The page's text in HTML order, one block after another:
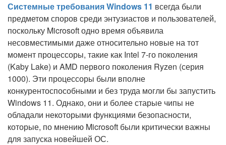
Системные требования Windows 11 всегда были
предметом споров среди энтузиастов и пользователей,
поскольку Microsoft одно время объявила
несовместимыми даже относительно новые на тот
момент процессоры, такие как Intel 7-го поколения
(Kaby Lake) и AMD первого поколения Ryzen (серия
1000). Эти процессоры были вполне
конкурентоспособными и без труда могли бы запустить
Windows 11. Однако, они и более старые чипы не
обладали некоторыми функциями безопасности,
которые, по мнению Microsoft были критически важны
для запуска новейшей ОС.